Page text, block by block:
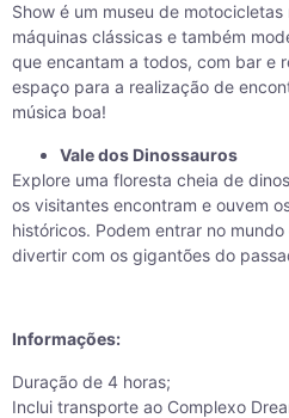
Show é um museu de
máquinas clássicas e também
que encantam a todos, com bar e
espaço para a realização de
música boa!
Vale dos Dinossauros
Explore uma floresta cheia de
os visitantes encontram e ouvem
históricos. Podem entrar no
divertir com os gigantões do
Informações:
Duração de 4 horas;
Inclui transporte ao Complexo